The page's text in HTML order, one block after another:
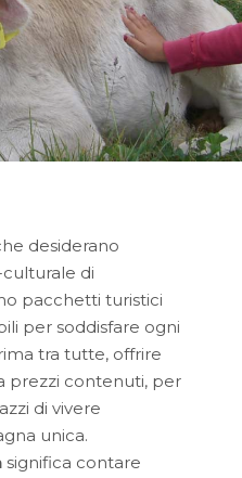
desiderano
culturale di
pacchetti turistici
per soddisfare ogni
tra tutte, offrire
prezzi contenuti, per
di vivere
unica.
significa contare